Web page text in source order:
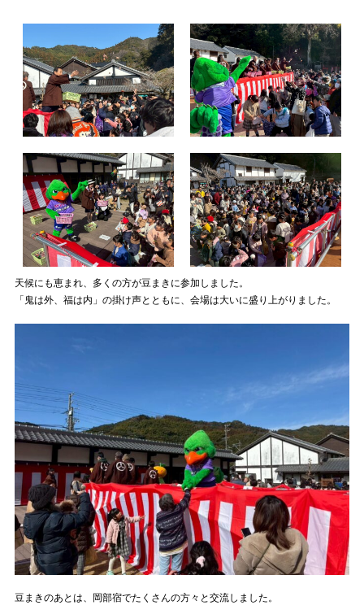
天候にも恵まれ、多くの方が豆まきに参加しました。
「鬼は外、福は内」の掛け声とともに、会場は大いに盛り上がりました。
豆まきのあとは、岡部宿でたくさんの方々と交流しました。